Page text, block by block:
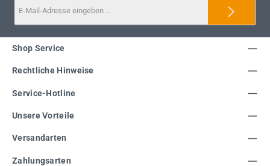
Service-Hotline
Shop Service
Rechtliche Hinweise
Unsere Vorteile
Versandarten
Zahlungsarten